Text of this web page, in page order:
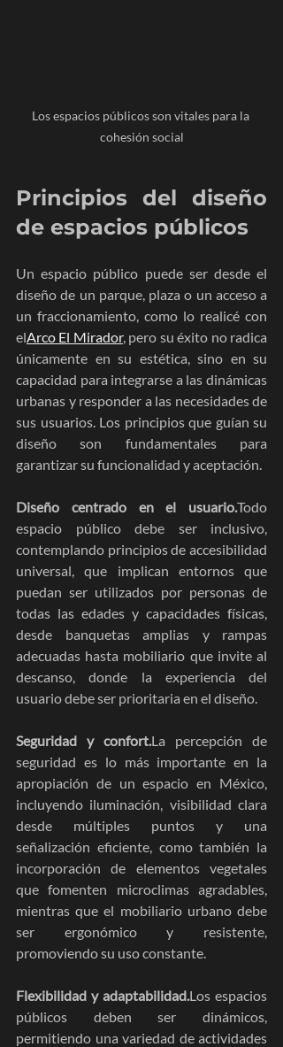
Los espacios públicos son vitales para la
cohesión social
Principios del diseño
de espacios públicos
Un espacio público puede ser desde el
diseño de un parque, plaza o un acceso a
un fraccionamiento, como lo realicé con
elArco El Mirador, pero su éxito no radica
únicamente en su estética, sino en su
capacidad para integrarse a las dinámicas
urbanas y responder a las necesidades de
sus usuarios. Los principios que guían su
diseño son fundamentales para
garantizar su funcionalidad y aceptación.
Diseño centrado en el usuario.Todo
espacio público debe ser inclusivo,
contemplando principios de accesibilidad
universal, que implican entornos que
puedan ser utilizados por personas de
todas las edades y capacidades físicas,
desde banquetas amplias y rampas
adecuadas hasta mobiliario que invite al
descanso, donde la experiencia del
usuario debe ser prioritaria en el diseño.
Seguridad y confort.La percepción de
seguridad es lo más importante en la
apropiación de un espacio en México,
incluyendo iluminación, visibilidad clara
desde múltiples puntos y una
señalización eficiente, como también la
incorporación de elementos vegetales
que fomenten microclimas agradables,
mientras que el mobiliario urbano debe
ser ergonómico y resistente,
promoviendo su uso constante.
Flexibilidad y adaptabilidad.Los espacios
públicos deben ser dinámicos,
permitiendo una variedad de actividades